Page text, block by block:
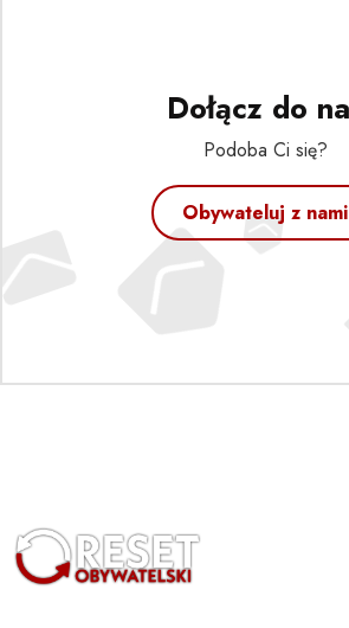
Dołącz do
Podoba Ci się?
Obywateluj z nami